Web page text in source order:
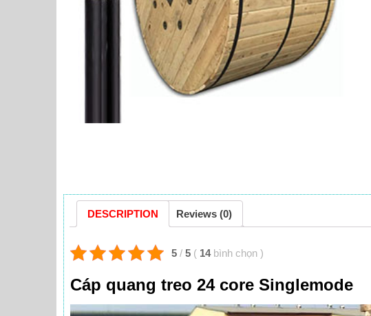
DESCRIPTION Reviews (0)
5 / 5 ( 14 bình chọn )
Cáp quang treo 24 core Singlemode